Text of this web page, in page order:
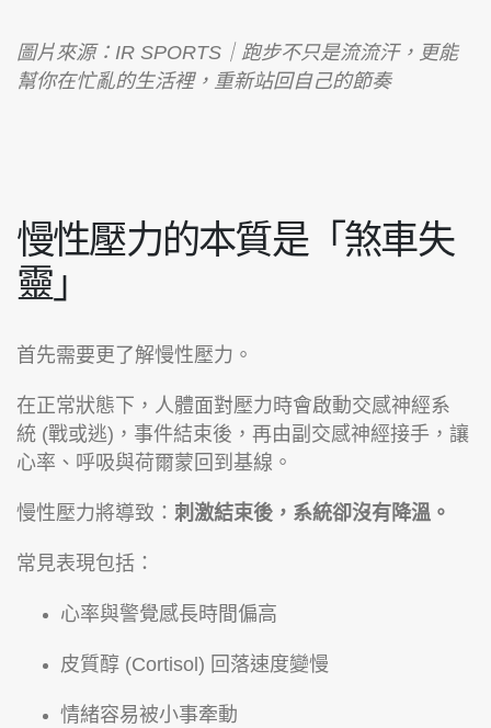
圖片來源：IR SPORTS｜跑步不只是流流汗，更能
幫你在忙亂的生活裡，重新站回自己的節奏
慢性壓力的本質是「煞車失
靈」
首先需要更了解慢性壓力。
在正常狀態下，人體面對壓力時會啟動交感神經系
統 (戰或逃)，事件結束後，再由副交感神經接手，讓
心率、呼吸與荷爾蒙回到基線。
慢性壓力將導致： 刺激結束後，系統卻沒有降溫。
常見表現包括：
心率與警覺感長時間偏高
皮質醇 (Cortisol) 回落速度變慢
情緒容易被小事牽動